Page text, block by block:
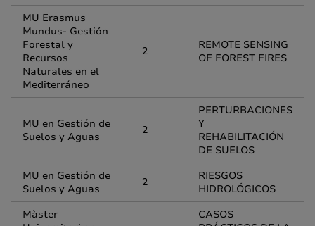
MU Erasmus
Mundus- Gestión
Forestal y
Recursos
Naturales en el
Mediterráneo
2
REMOTE SENSING
OF FOREST FIRES
MU en Gestión de
Suelos y Aguas
2
PERTURBACIONES
Y
REHABILITACIÓN
DE SUELOS
MU en Gestión de
Suelos y Aguas
2
RIESGOS
HIDROLÓGICOS
Màster
CASOS